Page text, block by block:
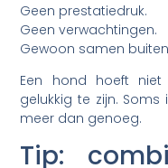
Geen prestatiedruk.
Geen verwachtingen.
Gewoon samen
Een hond hoeft
gelukkig te zijn.
meer dan genoeg.
Tip: